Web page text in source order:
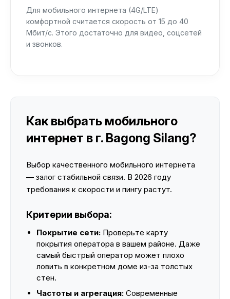
Для мобильного интернета (4G/LTE)
комфортной считается скорость от 15 до 40
Мбит/с. Этого достаточно для видео, соцсетей
и звонков.
Как выбрать мобильного
интернет в г. Bagong Silang?
Выбор качественного мобильного интернета
— залог стабильной связи. В 2026 году
требования к скорости и пингу растут.
Критерии выбора:
Покрытие сети: Проверьте карту
покрытия оператора в вашем районе. Даже
самый быстрый оператор может плохо
ловить в конкретном доме из-за толстых
стен.
Частоты и агрегация: Современные